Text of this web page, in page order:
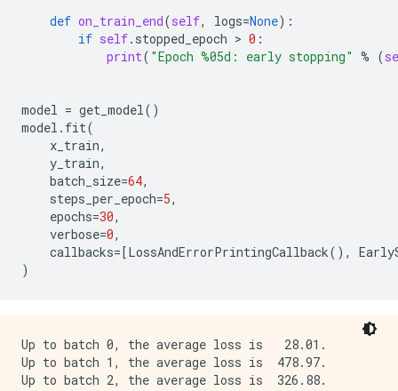
def on_train_end(self, logs=None):
if self. stopped_epoch > 0 :
print( "Epoch %05d : early stopping" % (
model = get_model()
model . fit(
x_train,
y_train,
batch_size=64,
steps_per_epoch=5,
epochs=30,
verbose=0,
callbacks=[LossAndErrorPrintingCallback(),
)
Up to batch 0, the average loss is   28.01.
Up to batch 1, the average loss is  478.97.
Up to batch 2, the average loss is  326.88.